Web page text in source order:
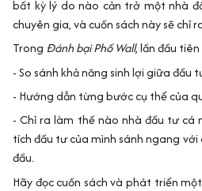
bất kỳ lý do nào cản trở một nhà
chuyên gia, và cuốn sách này sẽ chỉ
Trong Đánh bại Phố Wall, lần đầu
- So sánh khả năng sinh lợi giữa đầu
- Hướng dẫn từng bước cụ thể của
- Chỉ ra làm thế nào nhà đầu tư cá
tích đầu tư của mình sánh ngang
đầu.
Hãy đọc cuốn sách và phát triển